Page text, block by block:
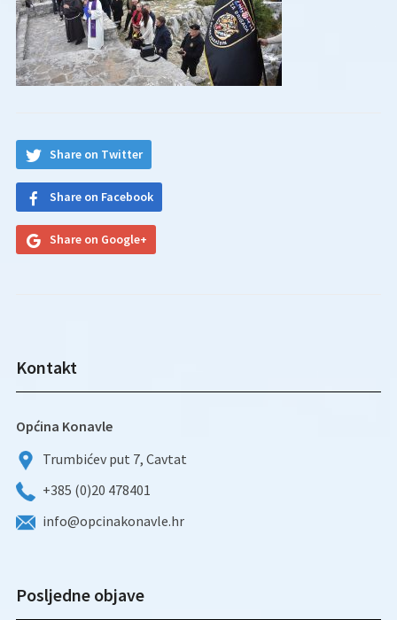
Share on Twitter
Share on Facebook
Share on Google+
Kontakt
Općina Konavle
Trumbićev put 7, Cavtat
+385 (0)20 478401
info@opcinakonavle.hr
Posljedne objave